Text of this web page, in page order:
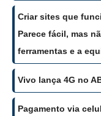
Criar sites que
Parece fácil, mas
ferramentas e a
Vivo lança 4G no
Pagamento via